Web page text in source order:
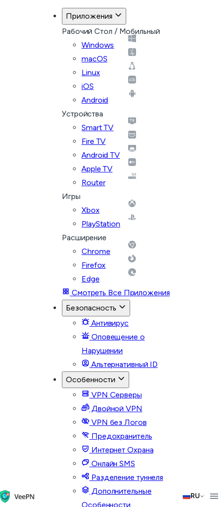
Приложения
Рабочий Стол / Мобильный
Windows
macOS
Linux
iOS
Android
Устройства
Smart TV
Fire TV
Android TV
Apple TV
Router
Игры
Xbox
PlayStation
Расширение
Chrome
Firefox
Edge
Смотреть Все Приложения
Безопасность
Антивирус
Оповещение о
Нарушении
Альтернативный ID
Особенности
VPN Серверы
Двойной VPN
VPN без Логов
Предохранитель
Интернет Охрана
Онлайн SMS
Разделение туннеля
Дополнительные
Особенности
RU